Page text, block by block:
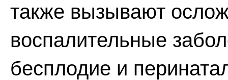
также вызывают
воспалительные
бесплодие и